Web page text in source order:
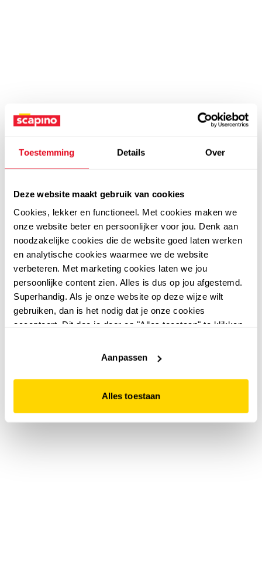
Toestemming Details Over
Deze website maakt gebruik van cookies
Cookies, lekker en functioneel. Met cookies maken we
onze website beter en persoonlijker voor jou. Denk aan
noodzakelijke cookies die de website goed laten werken
en analytische cookies waarmee we de website
verbeteren. Met marketing cookies laten we jou
persoonlijke content zien. Alles is dus op jou afgestemd.
Superhandig. Als je onze website op deze wijze wilt
gebruiken, dan is het nodig dat je onze cookies
accepteert. Dit doe je door op "Alles toestaan" te klikken.
website niet optimaal functioneert.
Aanpassen
Alles toestaan